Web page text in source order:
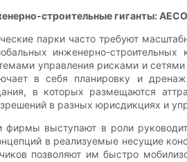
строительные гиганты:
парки часто требуют
инженерно-
управления рисками и
в себя планировку и
в которых размещаются
в разных юрисдикциях и
фирмы выступают в роли
в реализуемые несущие
позволяют им быстро